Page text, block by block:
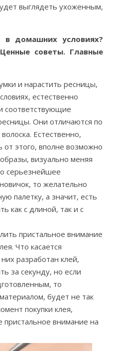
выглядеть ухоженным,
в домашних условиях?
советы. Главные
и нарастить ресницы,
естественно
соответствующие
Они отличаются по
Естественно,
от этого, вполне возможно
визуально меняя
серьезнейшее
то желательно
палетку, а значит, есть
как с длиной, так и с
пристальное внимание
Что касается
разработан клей,
за секунду, но если
то
будет не так
покупки клея,
внимание на